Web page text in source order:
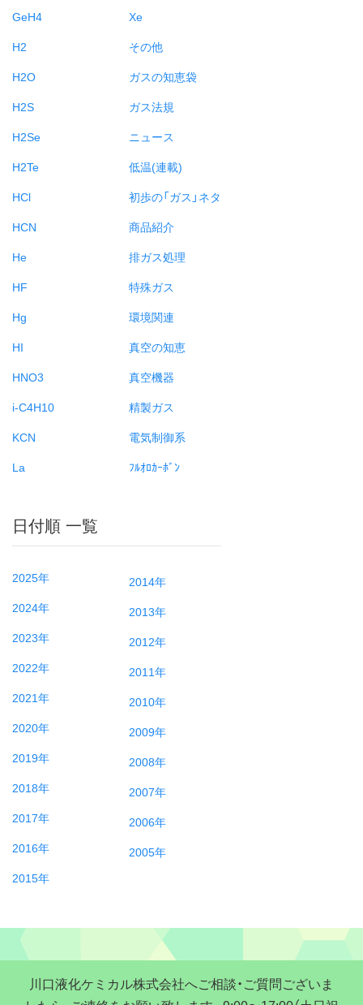
GeH4
H2
H2O
H2S
H2Se
H2Te
HCl
HCN
He
HF
Hg
HI
HNO3
i-C4H10
KCN
La
Xe
その他
ガスの知恵袋
ガス法規
ニュース
低温(連載)
初歩の「ガス」ネタ
商品紹介
排ガス処理
特殊ガス
環境関連
真空の知恵
真空機器
精製ガス
電気制御系
ﾌﾙｵﾛｶｰﾎﾞﾝ
日付順 一覧
2025年
2024年
2023年
2022年
2021年
2020年
2019年
2018年
2017年
2016年
2015年
2014年
2013年
2012年
2011年
2010年
2009年
2008年
2007年
2006年
2005年
川口液化ケミカル株式会社へご相談・ご質問ございま